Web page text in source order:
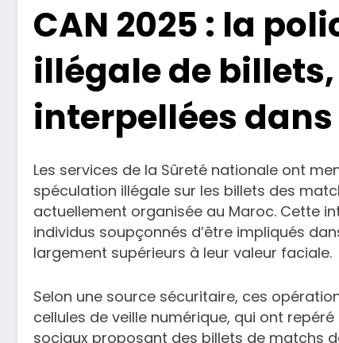
CAN 2025 : la
illégale de
interpellées
Les services de la Sûreté nationale ont
spéculation illégale sur les billets des
actuellement organisée au Maroc. Cette
individus soupçonnés d’être impliqués
largement supérieurs à leur valeur faciale.
Selon une source sécuritaire, ces
cellules de veille numérique, qui ont
sociaux proposant des billets de matchs